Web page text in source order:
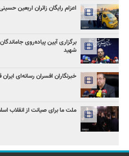
اعزام رایگان زائران اربعین
برگزاری آیین پیاده‌روی
شهید
خبرنگاران افسران رسانه‌ای
ملت ما برای صیانت از انقلاب